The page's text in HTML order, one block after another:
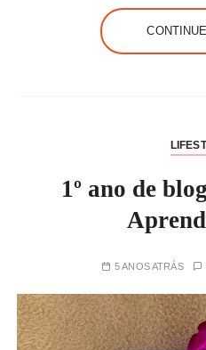
1º ano de
5 ANOS ATRÁS